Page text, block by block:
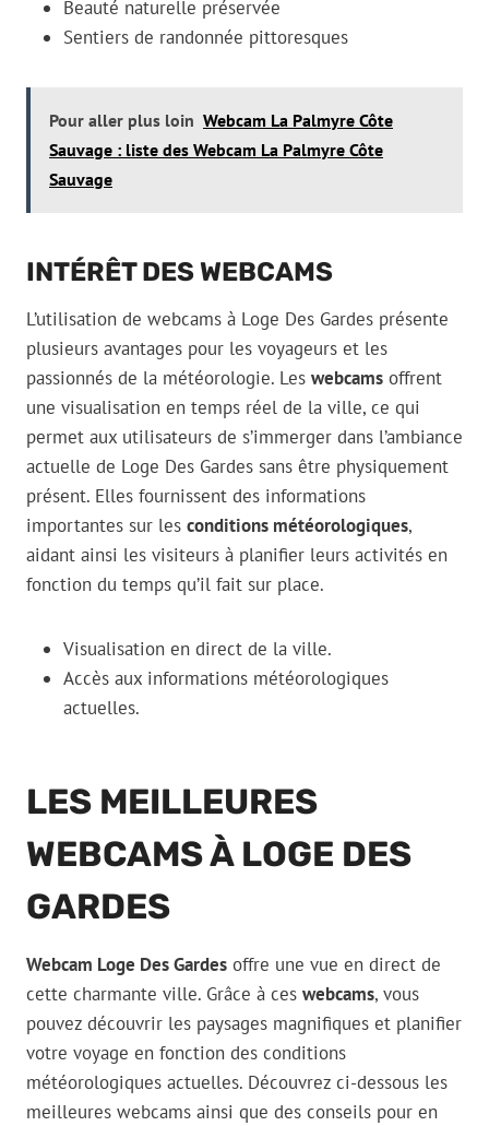
Beauté naturelle préservée
Sentiers de randonnée pittoresques
Pour aller plus loin Webcam La Palmyre Côte
Sauvage : liste des Webcam La Palmyre Côte
Sauvage
INTÉRÊT DES WEBCAMS
L’utilisation de webcams à Loge Des Gardes présente
plusieurs avantages pour les voyageurs et les
passionnés de la météorologie. Les webcams offrent
une visualisation en temps réel de la ville, ce qui
permet aux utilisateurs de s’immerger dans l’ambiance
actuelle de Loge Des Gardes sans être physiquement
présent. Elles fournissent des informations
importantes sur les conditions météorologiques,
aidant ainsi les visiteurs à planifier leurs activités en
fonction du temps qu’il fait sur place.
Visualisation en direct de la ville.
Accès aux informations météorologiques
actuelles.
LES MEILLEURES
WEBCAMS À LOGE DES
GARDES
Webcam Loge Des Gardes offre une vue en direct de
cette charmante ville. Grâce à ces webcams, vous
pouvez découvrir les paysages magnifiques et planifier
votre voyage en fonction des conditions
météorologiques actuelles. Découvrez ci-dessous les
meilleures webcams ainsi que des conseils pour en